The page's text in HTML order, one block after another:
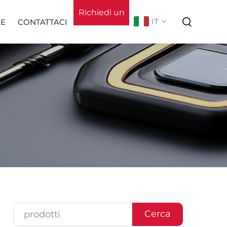
Chi Siamo
CONTATTACI
Richiedi un
IT
Cerca